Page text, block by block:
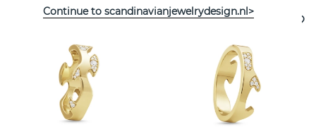
Continue to scandinavianjewelrydesign.nl>